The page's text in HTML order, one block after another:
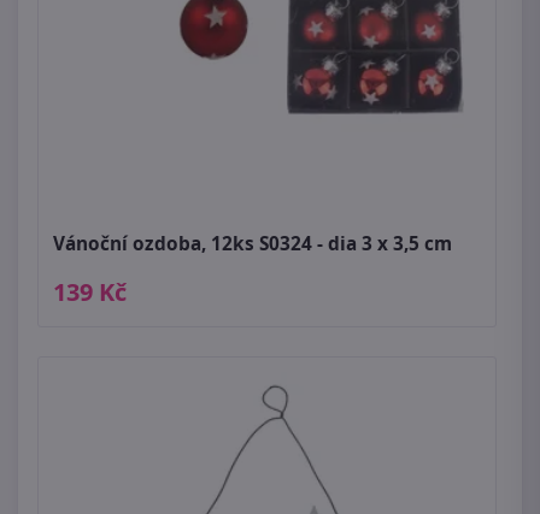
Vánoční ozdoba, 12ks S0324 - dia 3 x 3,5 cm
139 Kč